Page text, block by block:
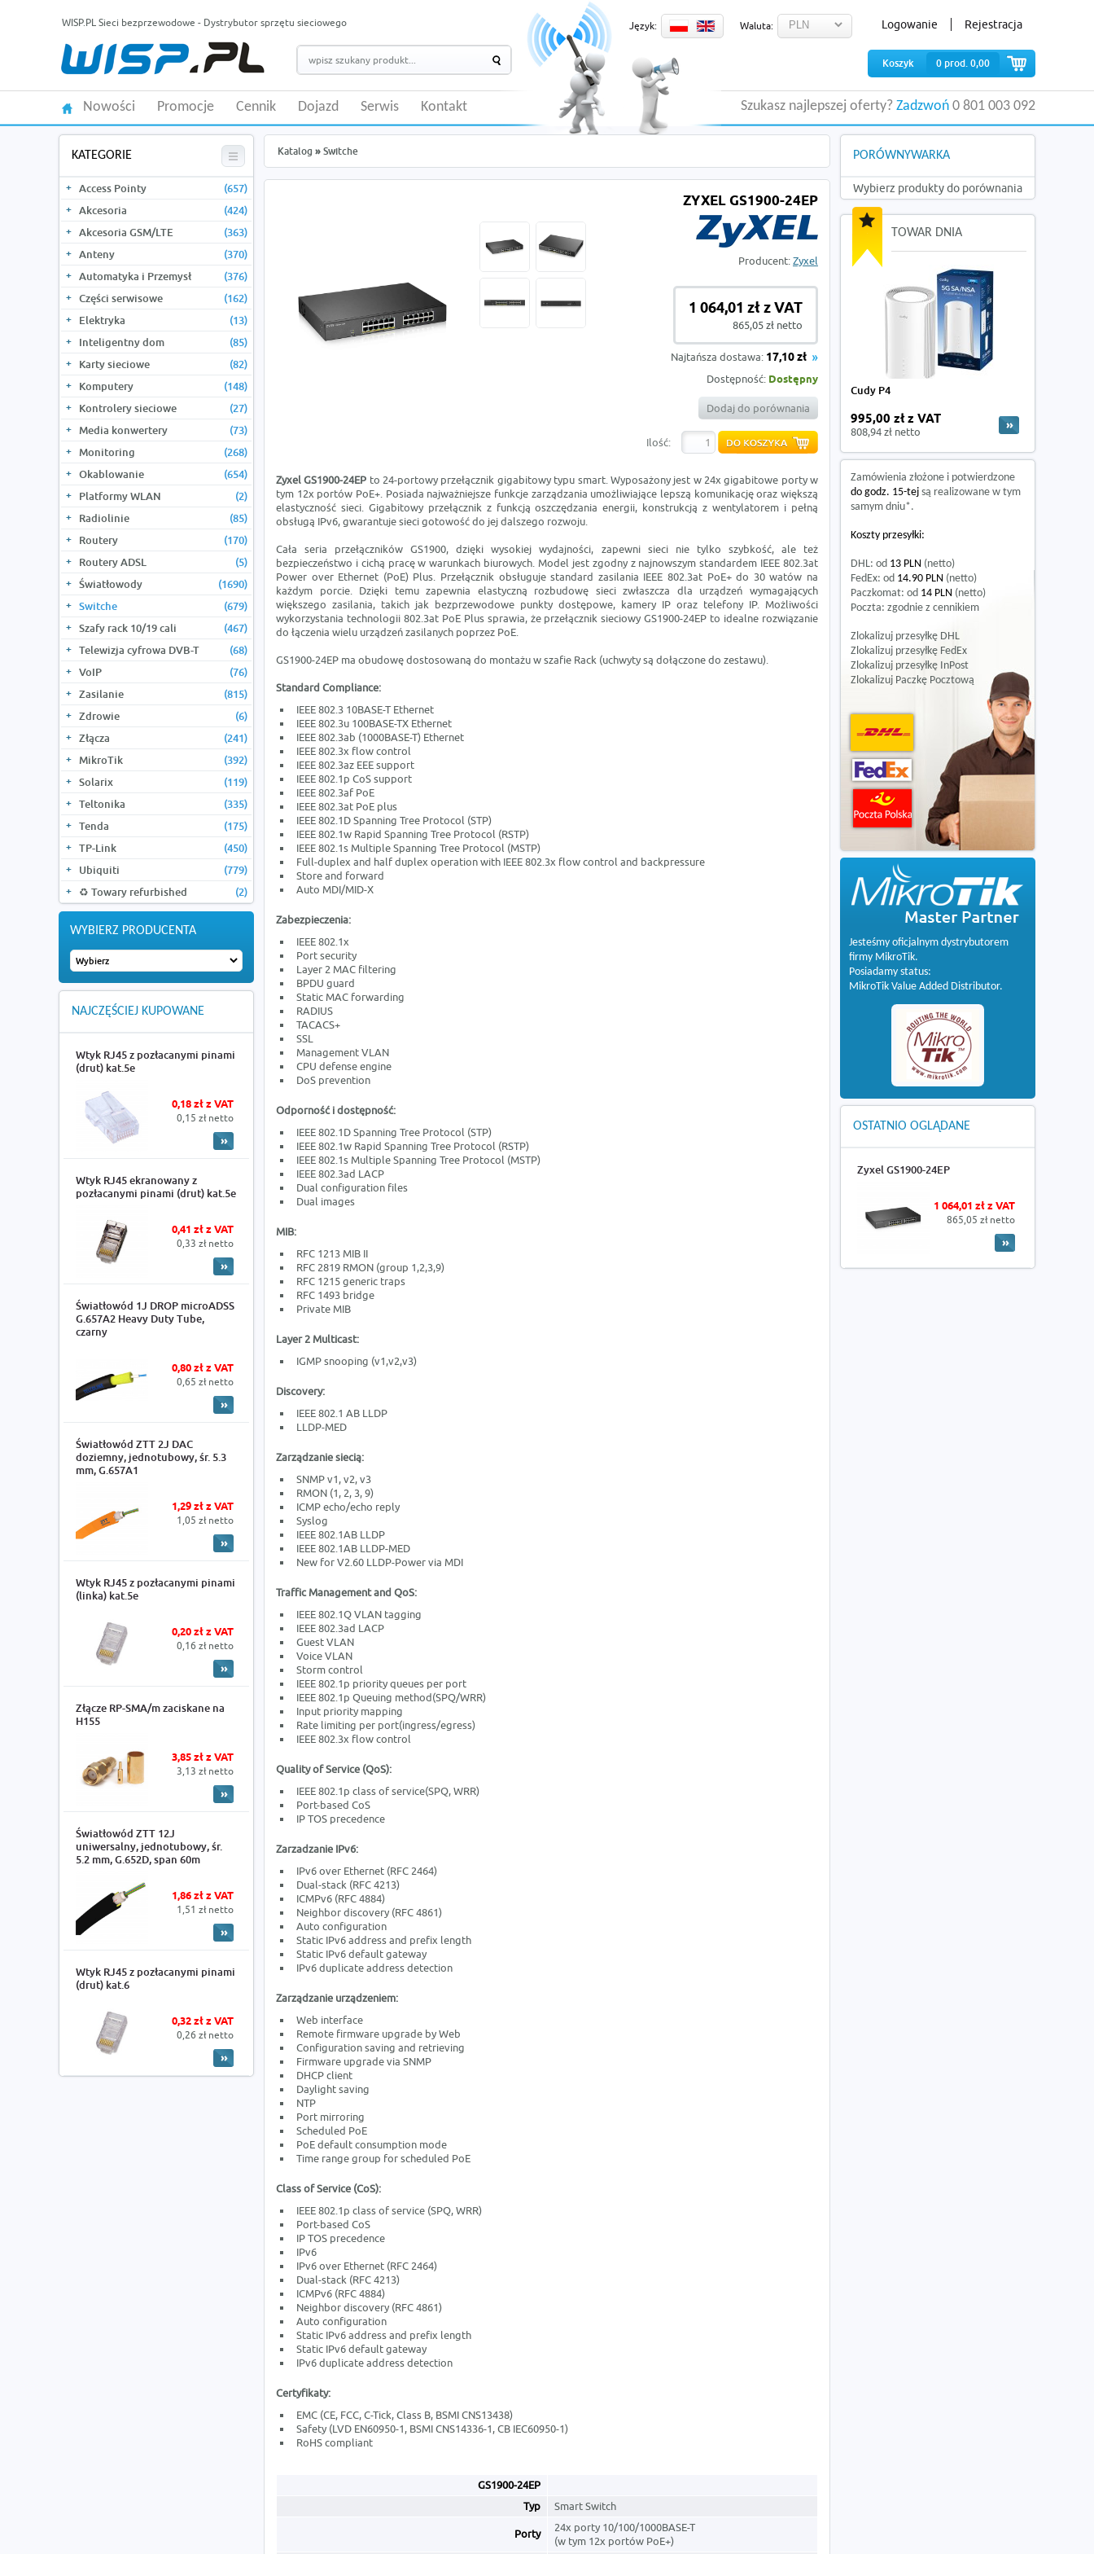
WISP.PL Sieci bezprzewodowe - Dystrybutor sprzętu sieciowego Język: Waluta: Logowanie Rejestracja
Koszyk 0 prod. 0,00
Szukasz najlepszej oferty? Zadzwoń 0 801 003 092
Nowości Promocje Cennik Dojazd Serwis Kontakt
KATEGORIE
Access Pointy
(657)
Akcesoria
(424)
Akcesoria GSM/LTE
(363)
Anteny
(370)
Automatyka i Przemysł
(376)
Części serwisowe
(162)
Elektryka
(13)
Inteligentny dom
(85)
Karty sieciowe
(82)
Komputery
(148)
Kontrolery sieciowe
(27)
Media konwertery
(73)
Monitoring
(268)
Okablowanie
(654)
Platformy WLAN
(2)
Radiolinie
(85)
Routery
(170)
Routery ADSL
(5)
Światłowody
(1690)
Switche
(679)
Szafy rack 10/19 cali
(467)
Telewizja cyfrowa DVB-T
(68)
VoIP
(76)
Zasilanie
(815)
Zdrowie
(6)
Złącza
(241)
MikroTik
(392)
Solarix
(119)
Teltonika
(335)
Tenda
(175)
TP-Link
(450)
Ubiquiti
(779)
♻️ Towary refurbished
(2)
WYBIERZ PRODUCENTA
NAJCZĘŚCIEJ KUPOWANE
Wtyk RJ45 z pozłacanymi pinami
(drut) kat.5e
0,18 zł z VAT
0,15 zł netto
Wtyk RJ45 ekranowany z
pozłacanymi pinami (drut) kat.5e
0,41 zł z VAT
0,33 zł netto
Światłowód 1J DROP microADSS
G.657A2 Heavy Duty Tube,
czarny
0,80 zł z VAT
0,65 zł netto
Światłowód ZTT 2J DAC
doziemny, jednotubowy, śr. 5.3
mm, G.657A1
1,29 zł z VAT
1,05 zł netto
Wtyk RJ45 z pozłacanymi pinami
(linka) kat.5e
0,20 zł z VAT
0,16 zł netto
Złącze RP-SMA/m zaciskane na
H155
3,85 zł z VAT
3,13 zł netto
Światłowód ZTT 12J
uniwersalny, jednotubowy, śr.
5.2 mm, G.652D, span 60m
1,86 zł z VAT
1,51 zł netto
Wtyk RJ45 z pozłacanymi pinami
(drut) kat.6
0,32 zł z VAT
0,26 zł netto
Katalog » Switche
ZYXEL GS1900-24EP
Producent:Zyxel
1 064,01 zł z VAT
865,05 zł netto
Najtańsza dostawa: 17,10 zł
Dostępność: Dostępny
Dodaj do porównania
Ilość:
Zyxel GS1900-24EP to 24-portowy przełącznik gigabitowy typu smart. Wyposażony jest w 24x gigabitowe porty w
tym 12x portów PoE+. Posiada najważniejsze funkcje zarządzania umożliwiające lepszą komunikację oraz większą
elastyczność sieci. Gigabitowy przełącznik z funkcją oszczędzania energii, konstrukcją z wentylatorem i pełną
obsługą IPv6, gwarantuje sieci gotowość do jej dalszego rozwoju.
Cała seria przełączników GS1900, dzięki wysokiej wydajności, zapewni sieci nie tylko szybkość, ale też
bezpieczeństwo i cichą pracę w warunkach biurowych. Model jest zgodny z najnowszym standardem IEEE 802.3at
Power over Ethernet (PoE) Plus. Przełącznik obsługuje standard zasilania IEEE 802.3at PoE+ do 30 watów na
każdym porcie. Dzięki temu zapewnia elastyczną rozbudowę sieci zwłaszcza dla urządzeń wymagających
większego zasilania, takich jak bezprzewodowe punkty dostępowe, kamery IP oraz telefony IP. Możliwości
wykorzystania technologii 802.3at PoE Plus sprawia, że przełącznik sieciowy GS1900-24EP to idealne rozwiązanie
do łączenia wielu urządzeń zasilanych poprzez PoE.
GS1900-24EP ma obudowę dostosowaną do montażu w szafie Rack (uchwyty są dołączone do zestawu).
Standard Compliance:
IEEE 802.3 10BASE-T Ethernet
IEEE 802.3u 100BASE-TX Ethernet
IEEE 802.3ab (1000BASE-T) Ethernet
IEEE 802.3x flow control
IEEE 802.3az EEE support
IEEE 802.1p CoS support
IEEE 802.3af PoE
IEEE 802.3at PoE plus
IEEE 802.1D Spanning Tree Protocol (STP)
IEEE 802.1w Rapid Spanning Tree Protocol (RSTP)
IEEE 802.1s Multiple Spanning Tree Protocol (MSTP)
Full-duplex and half duplex operation with IEEE 802.3x flow control and backpressure
Store and forward
Auto MDI/MID-X
Zabezpieczenia:
IEEE 802.1x
Port security
Layer 2 MAC filtering
BPDU guard
Static MAC forwarding
RADIUS
TACACS+
SSL
Management VLAN
CPU defense engine
DoS prevention
Odporność i dostępność:
IEEE 802.1D Spanning Tree Protocol (STP)
IEEE 802.1w Rapid Spanning Tree Protocol (RSTP)
IEEE 802.1s Multiple Spanning Tree Protocol (MSTP)
IEEE 802.3ad LACP
Dual configuration files
Dual images
MIB:
RFC 1213 MIB II
RFC 2819 RMON (group 1,2,3,9)
RFC 1215 generic traps
RFC 1493 bridge
Private MIB
Layer 2 Multicast:
IGMP snooping (v1,v2,v3)
Discovery:
IEEE 802.1 AB LLDP
LLDP-MED
Zarządzanie siecią:
SNMP v1, v2, v3
RMON (1, 2, 3, 9)
ICMP echo/echo reply
Syslog
IEEE 802.1AB LLDP
IEEE 802.1AB LLDP-MED
New for V2.60 LLDP-Power via MDI
Traffic Management and QoS:
IEEE 802.1Q VLAN tagging
IEEE 802.3ad LACP
Guest VLAN
Voice VLAN
Storm control
IEEE 802.1p priority queues per port
IEEE 802.1p Queuing method(SPQ/WRR)
Input priority mapping
Rate limiting per port(ingress/egress)
IEEE 802.3x flow control
Quality of Service (QoS):
IEEE 802.1p class of service(SPQ, WRR)
Port-based CoS
IP TOS precedence
Zarzadzanie IPv6:
IPv6 over Ethernet (RFC 2464)
Dual-stack (RFC 4213)
ICMPv6 (RFC 4884)
Neighbor discovery (RFC 4861)
Auto configuration
Static IPv6 address and prefix length
Static IPv6 default gateway
IPv6 duplicate address detection
Zarządzanie urządzeniem:
Web interface
Remote firmware upgrade by Web
Configuration saving and retrieving
Firmware upgrade via SNMP
DHCP client
Daylight saving
NTP
Port mirroring
Scheduled PoE
PoE default consumption mode
Time range group for scheduled PoE
Class of Service (CoS):
IEEE 802.1p class of service (SPQ, WRR)
Port-based CoS
IP TOS precedence
IPv6
IPv6 over Ethernet (RFC 2464)
Dual-stack (RFC 4213)
ICMPv6 (RFC 4884)
Neighbor discovery (RFC 4861)
Auto configuration
Static IPv6 address and prefix length
Static IPv6 default gateway
IPv6 duplicate address detection
Certyfikaty:
EMC (CE, FCC, C-Tick, Class B, BSMI CNS13438)
Safety (LVD EN60950-1, BSMI CNS14336-1, CB IEC60950-1)
RoHS compliant
GS1900-24EP
Typ
Smart Switch
Porty
24x porty 10/100/1000BASE-T
(w tym 12x portów PoE+)
PORÓWNYWARKA
Wybierz produkty do porównania
TOWAR DNIA
Cudy P4
995,00 zł z VAT
808,94 zł netto
Zamówienia złożone i potwierdzone
do godz. 15-tej są realizowane w tym
samym dniu*.
Koszty przesyłki:
DHL: od 13 PLN (netto)
FedEx: od 14.90 PLN (netto)
Paczkomat: od 14 PLN (netto)
Poczta: zgodnie z cennikiem
Zlokalizuj przesyłkę DHL
Zlokalizuj przesyłkę FedEx
Zlokalizuj przesyłkę InPost
Zlokalizuj Paczkę Pocztową
Jesteśmy oficjalnym dystrybutorem
firmy MikroTik.
Posiadamy status:
MikroTik Value Added Distributor.
OSTATNIO OGLĄDANE
Zyxel GS1900-24EP
1 064,01 zł z VAT
865,05 zł netto